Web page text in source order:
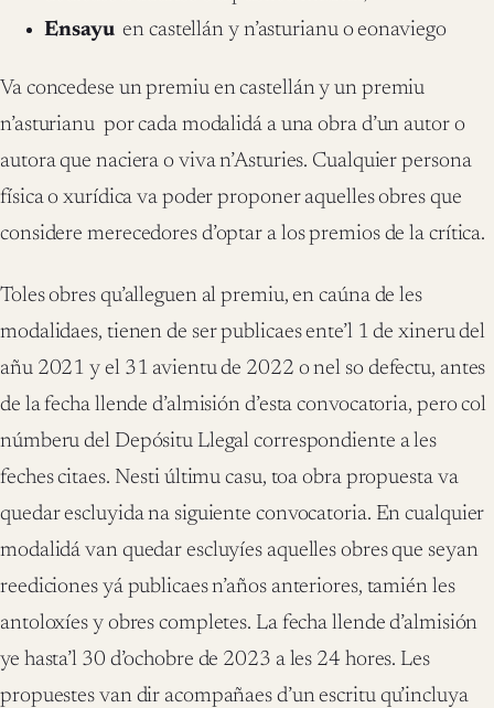
Ensayuen castellán y n’asturianu o eonaviego
Va concedese un premiu en castellán y un premiu
n’asturianu por cada modalidá a una obra d’un autor o
autora que naciera o viva n’Asturies. Cualquier persona
física o xurídica va poder proponer aquelles obres que
considere merecedores d’optar a los premios de la crítica.
Toles obres qu’alleguen al premiu, en caúna de les
modalidaes, tienen de ser publicaes ente’l 1 de xineru del
añu 2021 y el 31 avientu de 2022 o nel so defectu, antes
de la fecha llende d’almisión d’esta convocatoria, pero col
númberu del Depósitu Llegal correspondiente a les
feches citaes. Nesti últimu casu, toa obra propuesta va
quedar escluyida na siguiente convocatoria. En cualquier
modalidá van quedar escluyíes aquelles obres que seyan
reediciones yá publicaes n’años anteriores, tamién les
antoloxíes y obres completes. La fecha llende d’almisión
ye hasta’l 30 d’ochobre de 2023 a les 24 hores. Les
propuestes van dir acompañaes d’un escritu qu’incluya